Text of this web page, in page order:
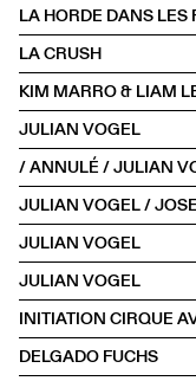
LA HORDE DANS LES
LA CRUSH
KIM MARRO & LIAM
JULIAN VOGEL
JULIAN VOGEL /
JULIAN VOGEL
JULIAN VOGEL
DELGADO FUCHS